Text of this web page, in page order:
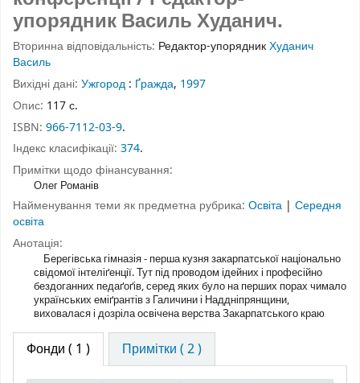
упорядник Василь Худанич.
Вторинна відповідальність: Редактор-упорядникХуданич
Василь
Вихідні дані: Ужгород : Ґражда, 1997
Опис: 117 с.
ISBN: 966-7112-03-9.
Індекс класифікації: 374.
Примітки щодо фінансування:
Олег Романів
Найменування теми як предметна рубрика: Освіта | Середня
освіта
Анотація:
Берегівська гімназія - перша кузня закарпатської національно
свідомої інтеліґенції. Тут під проводом ідейних і професійно
бездоганних педаґоґів, серед яких було на перших порах чимало
українських еміґрантів з Галичини і Наддніпрянщини,
виховалася і дозріла освічена верства Закарпатського краю
Фонди ( 1 ) Примітки ( 2 )